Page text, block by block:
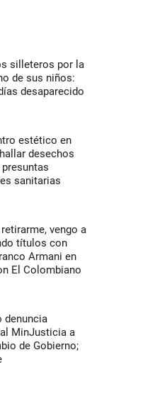
silleteros por la
de sus niños:
desaparecido
estético en
desechos
sanitarias
vengo a
títulos con
Armani en
El Colombiano
denuncia
MinJusticia a
de Gobierno;